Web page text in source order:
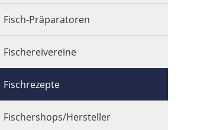
Fisch-Präparatoren
Fischereivereine
Fischrezepte
Fischershops/Hersteller